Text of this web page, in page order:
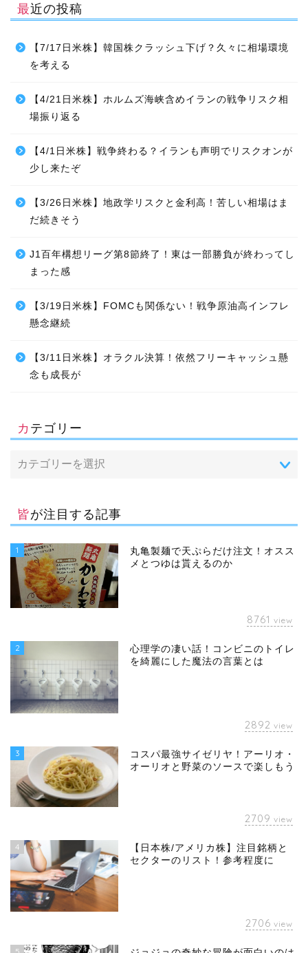
最近の投稿
【7/17日米株】韓国株クラッシュ下げ？久々に相場環境
を考える
【4/21日米株】ホルムズ海峡含めイランの戦争リスク相
場振り返る
【4/1日米株】戦争終わる？イランも声明でリスクオンが
少し来たぞ
【3/26日米株】地政学リスクと金利高！苦しい相場はま
だ続きそう
J1百年構想リーグ第8節終了！東は一部勝負が終わってし
まった感
【3/19日米株】FOMCも関係ない！戦争原油高インフレ
懸念継続
【3/11日米株】オラクル決算！依然フリーキャッシュ懸
念も成長が
カテゴリー
皆が注目する記事
1
丸亀製麺で天ぷらだけ注文！オスス
メとつゆは貰えるのか
8761 view
2
心理学の凄い話！コンビニのトイレ
を綺麗にした魔法の言葉とは
2892 view
3
コスパ最強サイゼリヤ！アーリオ・
オーリオと野菜のソースで楽しもう
2709 view
4
【日本株/アメリカ株】注目銘柄と
セクターのリスト！参考程度に
2706 view